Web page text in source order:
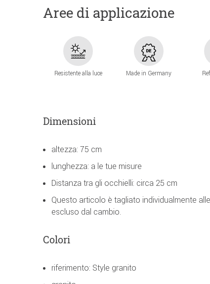
Aree di applicazione
Resistente alla luce Made in Germany
Dimensioni
altezza: 75 cm
lunghezza: a le tue misure
Distanza tra gli occhielli: circa 25 cm
Questo articolo è tagliato individualmente
escluso dal cambio.
Colori
riferimento: Style granito